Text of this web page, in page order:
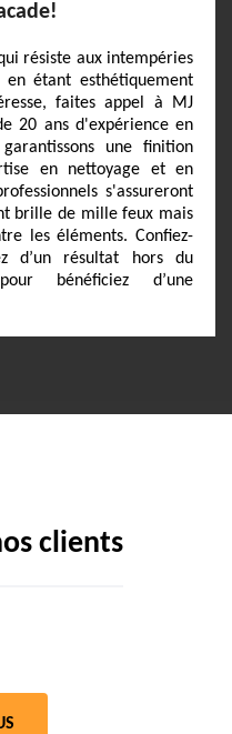
résiste aux intempéries
étant esthétiquement
faites appel à MJ
20 ans d'expérience en
une finition
en nettoyage et en
s'assureront
brille de mille feux mais
les éléments. Confiez-
d’un résultat hors du
bénéficiez d’une
clients